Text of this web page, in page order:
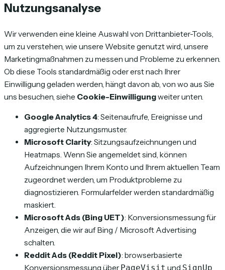
Nutzungsanalyse
Wir verwenden eine kleine Auswahl von Drittanbieter-Tools,
um zu verstehen, wie unsere Website genutzt wird, unsere
Marketingmaßnahmen zu messen und Probleme zu erkennen.
Ob diese Tools standardmäßig oder erst nach Ihrer
Einwilligung geladen werden, hängt davon ab, von wo aus Sie
uns besuchen, siehe Cookie-Einwilligungweiter unten.
Google Analytics 4: Seitenaufrufe, Ereignisse und
aggregierte Nutzungsmuster.
Microsoft Clarity: Sitzungsaufzeichnungen und
Heatmaps. Wenn Sie angemeldet sind, können
Aufzeichnungen Ihrem Konto und Ihrem aktuellen Team
zugeordnet werden, um Produktprobleme zu
diagnostizieren. Formularfelder werden standardmäßig
maskiert.
Microsoft Ads (Bing UET): Konversionsmessung für
Anzeigen, die wir auf Bing / Microsoft Advertising
schalten.
Reddit Ads (Reddit Pixel): browserbasierte
Konversionsmessung über PageVisit und SignUp